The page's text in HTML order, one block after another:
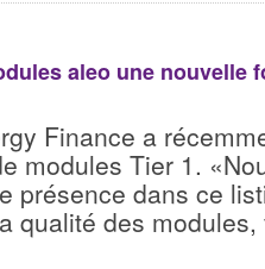
aleo une nouvelle
Finance a
modules Tier 1.
présence dans ce
qualité des